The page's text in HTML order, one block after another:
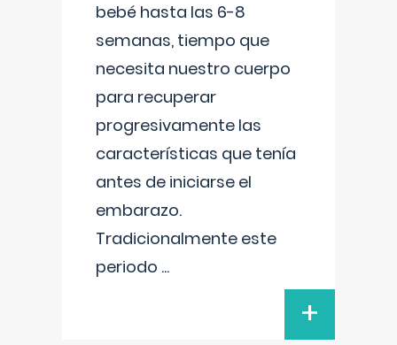
bebé hasta las 6-8
semanas, tiempo que
necesita nuestro cuerpo
para recuperar
progresivamente las
características que tenía
antes de iniciarse el
embarazo.
Tradicionalmente este
periodo ...
+